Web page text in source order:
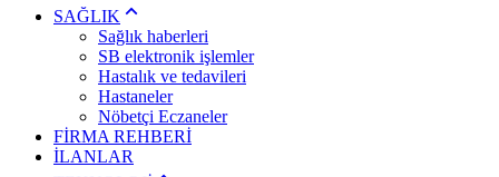
SAĞLIK
Sağlık haberleri
SB elektronik işlemler
Hastalık ve tedavileri
Hastaneler
Nöbetçi Eczaneler
FİRMA REHBERİ
İLANLAR